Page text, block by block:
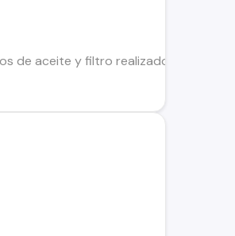
de aceite y filtro realizado en